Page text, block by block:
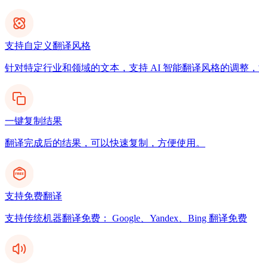
支持自定义翻译风格
针对特定行业和领域的文本，支持 AI 智能翻译风格的调整
一键复制结果
翻译完成后的结果，可以快速复制，方便使用。
支持免费翻译
支持传统机器翻译免费： Google、Yandex、Bing 翻译免费